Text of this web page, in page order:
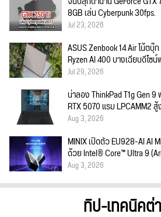
8GB เล่น Cyberpunk 30fps.
Jul 23, 2026
ASUS Zenbook 14 Air โน้ตบุ๊
Ryzen AI 400 บางเฉียบดีไซ
Jul 29, 2026
น่าลอง ThinkPad T1g Gen
RTX 5070 แรม LPCAMM2
Aug 3, 2026
MINIX เปิดตัว EU928-AI AI
ด้วย Intel® Core™ Ultra 9
Aug 3, 2026
ทิป-เทคนิคต่